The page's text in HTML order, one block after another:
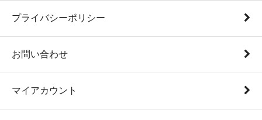
プライバシーポリシー
お問い合わせ
マイアカウント